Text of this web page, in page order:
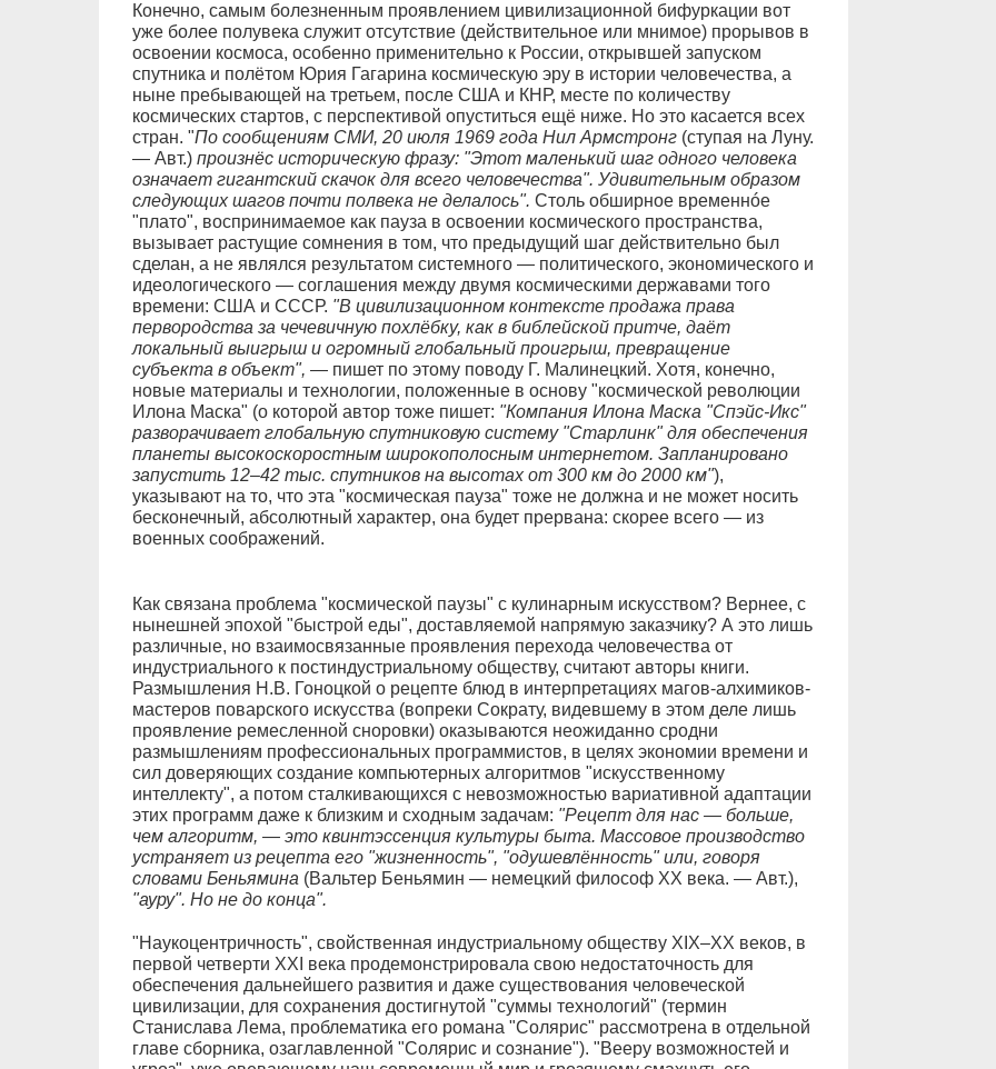
Конечно, самым болезненным проявлением цивилизационной бифуркации вот
уже более полувека служит отсутствие (действительное или мнимое) прорывов в
освоении космоса, особенно применительно к России, открывшей запуском
спутника и полётом Юрия Гагарина космическую эру в истории человечества, а
ныне пребывающей на третьем, после США и КНР, месте по количеству
космических стартов, с перспективой опуститься ещё ниже. Но это касается всех
стран. "По сообщениям СМИ, 20 июля 1969 года Нил Армстронг(ступая на Луну.
— Авт.) произнёс историческую фразу: "Этот маленький шаг одного человека
означает гигантский скачок для всего человечества". Удивительным образом
следующих шагов почти полвека не делалось". Столь обширное временнóе
"плато", воспринимаемое как пауза в освоении космического пространства,
вызывает растущие сомнения в том, что предыдущий шаг действительно был
сделан, а не являлся результатом системного — политического, экономического и
идеологического — соглашения между двумя космическими державами того
времени: США и СССР. "В цивилизационном контексте продажа права
первородства за чечевичную похлёбку, как в библейской притче, даёт
локальный выигрыш и огромный глобальный проигрыш, превращение
субъекта в объект", — пишет по этому поводу Г. Малинецкий. Хотя, конечно,
новые материалы и технологии, положенные в основу "космической революции
Илона Маска" (о которой автор тоже пишет: "Компания Илона Маска "Спэйс-Икс"
разворачивает глобальную спутниковую систему "Старлинк" для обеспечения
планеты высокоскоростным широкополосным интернетом. Запланировано
запустить 12–42 тыс. спутников на высотах от 300 км до 2000 км"),
указывают на то, что эта "космическая пауза" тоже не должна и не может носить
бесконечный, абсолютный характер, она будет прервана: скорее всего — из
военных соображений.
Как связана проблема "космической паузы" с кулинарным искусством? Вернее, с
нынешней эпохой "быстрой еды", доставляемой напрямую заказчику? А это лишь
различные, но взаимосвязанные проявления перехода человечества от
индустриального к постиндустриальному обществу, считают авторы книги.
Размышления Н.В. Гоноцкой о рецепте блюд в интерпретациях магов-алхимиков-
мастеров поварского искусства (вопреки Сократу, видевшему в этом деле лишь
проявление ремесленной сноровки) оказываются неожиданно сродни
размышлениям профессиональных программистов, в целях экономии времени и
сил доверяющих создание компьютерных алгоритмов "искусственному
интеллекту", а потом сталкивающихся с невозможностью вариативной адаптации
этих программ даже к близким и сходным задачам: "Рецепт для нас — больше,
чем алгоритм, — это квинтэссенция культуры быта. Массовое производство
устраняет из рецепта его "жизненность", "одушевлённость" или, говоря
словами Беньямина(Вальтер Беньямин — немецкий философ ХХ века. — Авт.),
"ауру". Но не до конца".
"Наукоцентричность", свойственная индустриальному обществу XIX–ХХ веков, в
первой четверти XXI века продемонстрировала свою недостаточность для
обеспечения дальнейшего развития и даже существования человеческой
цивилизации, для сохранения достигнутой "суммы технологий" (термин
Станислава Лема, проблематика его романа "Солярис" рассмотрена в отдельной
главе сборника, озаглавленной "Солярис и сознание"). "Вееру возможностей и